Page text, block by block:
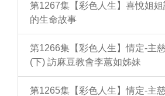
第1267集【彩色人生】喜悅姐
的生命故事
第1266集【彩色人生】情定-主
(下) 訪麻豆教會李蕙如姊妹
第1265集【彩色人生】情定-主